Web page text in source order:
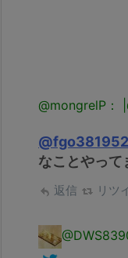
@mongrelP：
なことやって
返信 リツ